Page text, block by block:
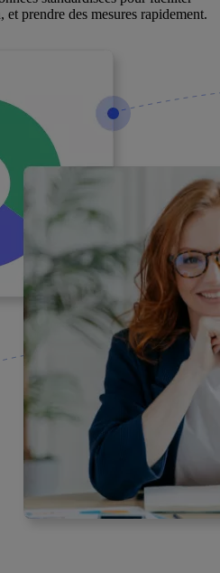
et prendre des mesures rapidement.